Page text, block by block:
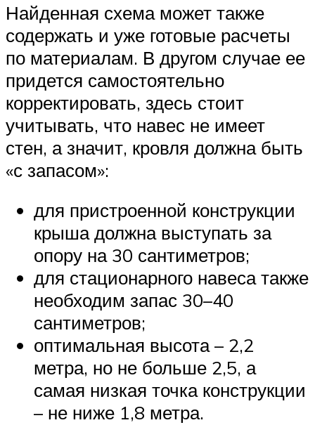
Найденная схема может также
содержать и уже готовые расчеты
по материалам. В другом случае ее
придется самостоятельно
корректировать, здесь стоит
учитывать, что навес не имеет
стен, а значит, кровля должна быть
«с запасом»:
для пристроенной конструкции
крыша должна выступать за
опору на 30 сантиметров;
для стационарного навеса также
необходим запас 30–40
сантиметров;
оптимальная высота – 2,2
метра, но не больше 2,5, а
самая низкая точка конструкции
– не ниже 1,8 метра.